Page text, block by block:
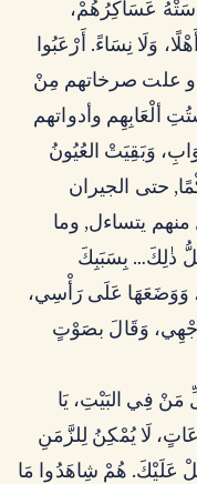
عَسَاكِرُهُمْ،
وَلَا نِسَاءً. أَرْعَبُوا
و علت صرخاتهم مِنْ
ألْعَابِهِم وأدواتهم
وَبَقِيَتْ العُيُونُ
حتى الجيران
منهم يتساءل, وما
وَوَضَعَهَا عَلَى رَأْسِي،
وَقَالَ بصَوْتٍ
مَنْ فِي البَيْتِ، يَا
لَا يُمْكِنُ لِلزَّمَنِ
عَلَيْكَ. هُمْ شِاهَدُوا مَا